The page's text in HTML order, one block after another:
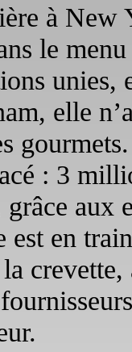
à New
le
elle
: 3
aux
est en